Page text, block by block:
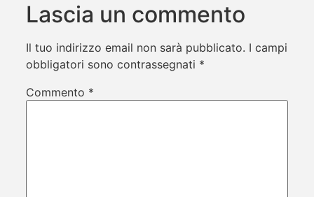
Lascia un commento
Il tuo indirizzo email non sarà pubblicato. I campi
obbligatori sono contrassegnati *
Commento *